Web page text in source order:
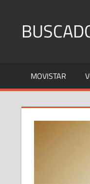
contenido
Fijos
y
MOVISTAR